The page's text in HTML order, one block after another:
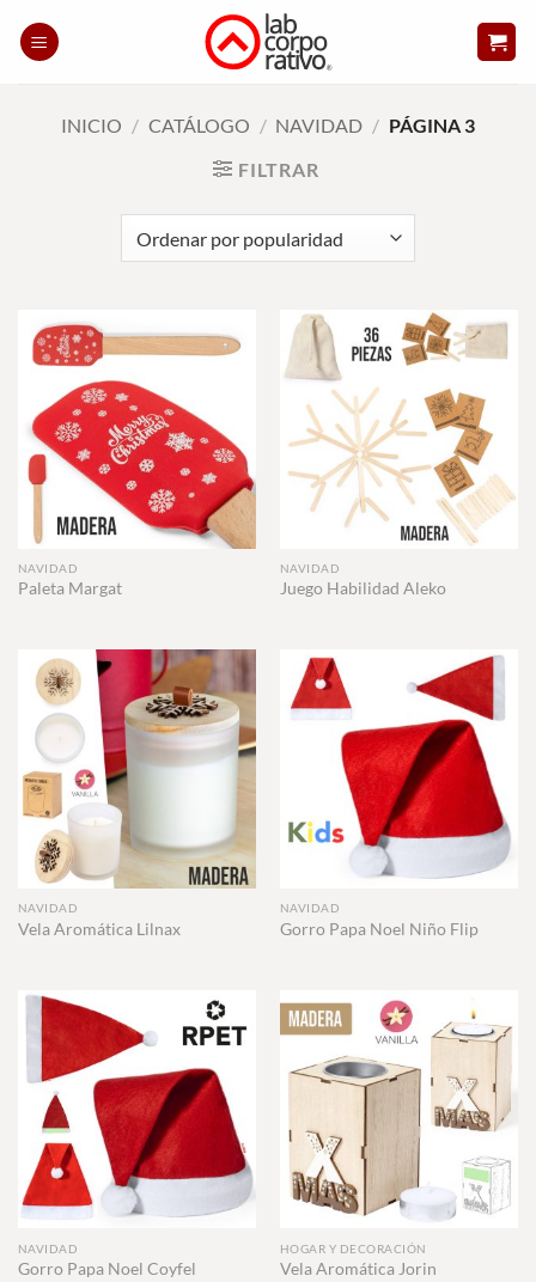
INICIO / CATÁLOGO / NAVIDAD / PÁGINA 3
FILTRAR
NAVIDAD
Paleta Margat
NAVIDAD
Juego Habilidad Aleko
NAVIDAD
Vela Aromática Lilnax
NAVIDAD
Gorro Papa Noel Niño Flip
NAVIDAD
Gorro Papa Noel Coyfel
HOGAR Y DECORACIÓN
Vela Aromática Jorin